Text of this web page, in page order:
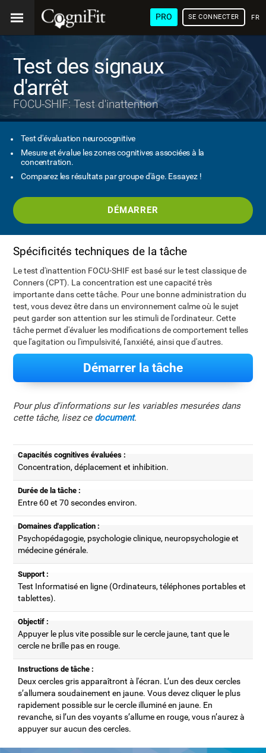
PRO SE CONNECTER
Test des signaux
d'arrêt
FOCU-SHIF: Test d'inattention
Test d'évaluation neurocognitive
Mesure et évalue les zones cognitives associées à la
concentration.
Comparez les résultats par groupe d'âge. Essayez !
DÉMARRER
Spécificités techniques de la tâche
Le test d'inattention FOCU-SHIF est basé sur le test classique de
Conners (CPT). La concentration est une capacité très
importante dans cette tâche. Pour une bonne administration du
test, vous devez être dans un environnement calme où le sujet
peut garder son attention sur les stimuli de l'ordinateur. Cette
tâche permet d'évaluer les modifications de comportement telles
que l'agitation ou l'impulsivité, l'anxiété, ainsi que d'autres.
Démarrer la tâche
Pour plus d'informations sur les variables mesurées dans
cette tâche, lisez ce document.
Capacités cognitives évaluées :
Concentration, déplacement et inhibition.
Durée de la tâche :
Entre 60 et 70 secondes environ.
Domaines d'application :
Psychopédagogie, psychologie clinique, neuropsychologie et
médecine générale.
Support :
Test Informatisé en ligne (Ordinateurs, téléphones portables et
tablettes).
Objectif :
Appuyer le plus vite possible sur le cercle jaune, tant que le
cercle ne brille pas en rouge.
Instructions de tâche :
Deux cercles gris apparaîtront à l'écran. L’un des deux cercles
s’allumera soudainement en jaune. Vous devez cliquer le plus
rapidement possible sur le cercle illuminé en jaune. En
revanche, si l’un des voyants s’allume en rouge, vous n’aurez à
appuyer sur aucun des cercles.